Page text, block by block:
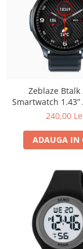
Zeblaze Btalk
Smartwatch 1.43”
Apeluri Bluetooth,
240,00
ADAUGA IN